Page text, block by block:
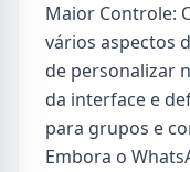
Maior Controle:
vários aspectos
de personalizar
da interface e
para grupos e
Embora o